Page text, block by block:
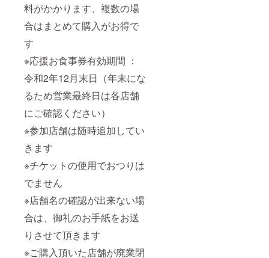
料がかかります、複数の場
合はまとめて購入がお得で
す
※応援お食事券有効期間 ：
令和2年12月末日（年末にな
るため営業最終日は各店舗
にご確認ください）
※参加店舗は随時追加してい
きます
※チケットの使用でおつりは
でません
※店舗名の確認が出来ない場
合は、御礼のお手紙をお送
りさせて頂きます
※ご購入頂いた店舗が廃業閉